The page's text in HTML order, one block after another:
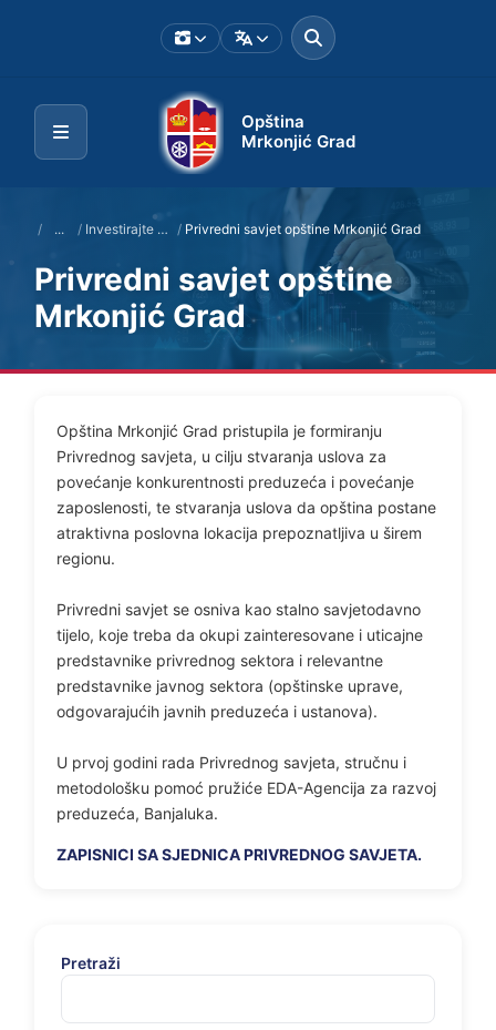
Opština
Mrkonjić Grad
/ ... / Investirajte u Mrkonjić Grad / Privredni savjet opštine Mrkonjić Grad
Privredni savjet opštine
Mrkonjić Grad
Opština Mrkonjić Grad pristupila je formiranju
Privrednog savjeta, u cilju stvaranja uslova za
povećanje konkurentnosti preduzeća i povećanje
zaposlenosti, te stvaranja uslova da opština postane
atraktivna poslovna lokacija prepoznatljiva u širem
regionu.
Privredni savjet se osniva kao stalno savjetodavno
tijelo, koje treba da okupi zainteresovane i uticajne
predstavnike privrednog sektora i relevantne
predstavnike javnog sektora (opštinske uprave,
odgovarajućih javnih preduzeća i ustanova).
U prvoj godini rada Privrednog savjeta, stručnu i
metodološku pomoć pružiće EDA-Agencija za razvoj
preduzeća, Banjaluka.
ZAPISNICI SA SJEDNICA PRIVREDNOG SAVJETA.
Pretraži